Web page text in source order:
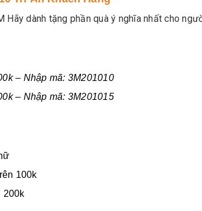
Hãy dành tặng phần quà ý nghĩa nhất cho
– Nhập mã: 3M201010
– Nhập mã: 3M201015
100k
200k